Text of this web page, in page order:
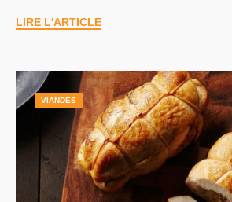
LIRE L'ARTICLE
VIANDES